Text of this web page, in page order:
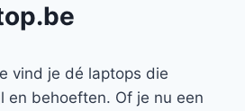
vind je dé laptops die
en behoeften. Of je nu een